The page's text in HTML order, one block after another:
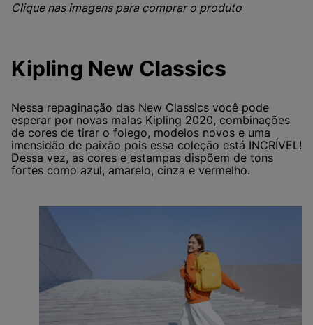
Clique nas imagens para comprar o produto
Kipling New Classics
Nessa repaginação das New Classics você pode
esperar por novas malas Kipling 2020, combinações
de cores de tirar o folego, modelos novos e uma
imensidão de paixão pois essa coleção está INCRÍVEL!
Dessa vez, as cores e estampas dispõem de tons
fortes como azul, amarelo, cinza e vermelho.